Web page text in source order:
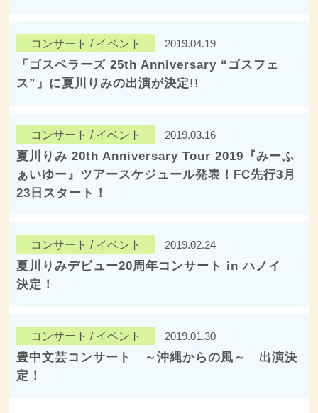
コンサート / イベント 2019.04.19
「ゴスペラーズ 25th Anniversary “ゴスフェ
ス”」に夏川りみの出演が決定!!
コンサート / イベント 2019.03.16
​​​​​​​夏川りみ 20th Anniversary Tour 2019『みーふ
ぁいゆー』ツアースケジュール発表！FC先行3月
23日スタート！
コンサート / イベント 2019.02.24
夏川りみデビュー20周年コンサート in ハノイ
決定！
コンサート / イベント 2019.01.30
豊中文芸コンサート ～沖縄からの風～ 出演決
定！